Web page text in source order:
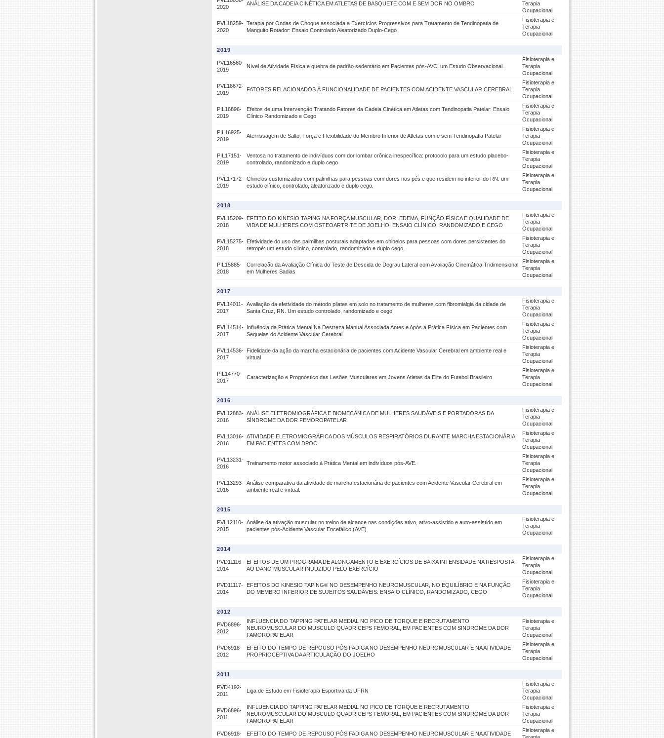
2020
ANÁLISE DA CADEIA CINÉTICA EM ATLETAS DE BASQUETE COM E SEM DOR NO OMBRO
Terapia
Ocupacional
PVL18259-
2020
Terapia por Ondas de Choque associada a Exercícios Progressivos para Tratamento de Tendinopatia de
Manguito Rotador: Ensaio Controlado Aleatorizado Duplo-Cego
Fisioterapia e
Terapia
Ocupacional
2019
PVL16560-
2019
Nível de Atividade Física e quebra de padrão sedentário em Pacientes pós-AVC: um Estudo Observacional.
Fisioterapia e
Terapia
Ocupacional
PVL16672-
2019
FATORES RELACIONADOS À FUNCIONALIDADE DE PACIENTES COM ACIDENTE VASCULAR CEREBRAL
Fisioterapia e
Terapia
Ocupacional
PIL16896-
2019
Efeitos de uma Intervenção Tratando Fatores da Cadeia Cinética em Atletas com Tendinopatia Patelar: Ensaio
Clínico Randomizado e Cego
Fisioterapia e
Terapia
Ocupacional
PIL16925-
2019
Aterrissagem de Salto, Força e Flexibilidade do Membro Inferior de Atletas com e sem Tendinopatia Patelar
Fisioterapia e
Terapia
Ocupacional
PIL17151-
2019
Ventosa no tratamento de indivíduos com dor lombar crônica inespecífica: protocolo para um estudo placebo-
controlado, randomizado e duplo cego
Fisioterapia e
Terapia
Ocupacional
PVL17172-
2019
Chinelos customizados com palmilhas para pessoas com dores nos pés e que residem no interior do RN: um
estudo clínico, controlado, aleatorizado e duplo cego.
Fisioterapia e
Terapia
Ocupacional
2018
PVL15209-
2018
EFEITO DO KINESIO TAPING NA FORÇA MUSCULAR, DOR, EDEMA, FUNÇÃO FÍSICA E QUALIDADE DE
VIDA DE MULHERES COM OSTEOARTRITE DE JOELHO: ENSAIO CLÍNICO, RANDOMIZADO E CEGO
Fisioterapia e
Terapia
Ocupacional
PVL15275-
2018
Efetividade do uso das palmilhas posturais adaptadas em chinelos para pessoas com dores persistentes do
retropé: um estudo clínico, controlado, randomizado e duplo cego.
Fisioterapia e
Terapia
Ocupacional
PIL15885-
2018
Correlação da Avaliação Clínica do Teste de Descida de Degrau Lateral com Avaliação Cinemática Tridimensional
em Mulheres Sadias
Fisioterapia e
Terapia
Ocupacional
2017
PVL14011-
2017
Avaliação da efetividade do método pilates em solo no tratamento de mulheres com fibromialgia da cidade de
Santa Cruz, RN. Um estudo controlado, randomizado e cego.
Fisioterapia e
Terapia
Ocupacional
PVL14514-
2017
Influência da Prática Mental Na Destreza Manual Associada Antes e Após a Prática Física em Pacientes com
Sequelas do Acidente Vascular Cerebral.
Fisioterapia e
Terapia
Ocupacional
PVL14536-
2017
Fidelidade da ação da marcha estacionária de pacientes com Acidente Vascular Cerebral em ambiente real e
virtual
Fisioterapia e
Terapia
Ocupacional
PIL14770-
2017
Caracterização e Prognóstico das Lesões Musculares em Jovens Atletas da Elite do Futebol Brasileiro
Fisioterapia e
Terapia
Ocupacional
2016
PVL12883-
2016
ANÁLISE ELETROMIOGRÁFICA E BIOMECÂNICA DE MULHERES SAUDÁVEIS E PORTADORAS DA
SÍNDROME DA DOR FEMOROPATELAR
Fisioterapia e
Terapia
Ocupacional
PVL13016-
2016
ATIVIDADE ELETROMIOGRÁFICA DOS MÚSCULOS RESPIRATÓRIOS DURANTE MARCHA ESTACIONÁRIA
EM PACIENTES COM DPOC
Fisioterapia e
Terapia
Ocupacional
PVL13231-
2016
Treinamento motor associado à Prática Mental em indivíduos pós-AVE.
Fisioterapia e
Terapia
Ocupacional
PVL13293-
2016
Análise comparativa da atividade de marcha estacionária de pacientes com Acidente Vascular Cerebral em
ambiente real e virtual.
Fisioterapia e
Terapia
Ocupacional
2015
PVL12110-
2015
Análise da ativação muscular no treino de alcance nas condições ativo, ativo-assistido e auto-assistido em
pacientes pós-Acidente Vascular Encefálico (AVE)
Fisioterapia e
Terapia
Ocupacional
2014
PVD11116-
2014
EFEITOS DE UM PROGRAMA DE ALONGAMENTO E EXERCÍCIOS DE BAIXA INTENSIDADE NA RESPOSTA
AO DANO MUSCULAR INDUZIDO PELO EXERCÍCIO
Fisioterapia e
Terapia
Ocupacional
PVD11117-
2014
EFEITOS DO KINESIO TAPING® NO DESEMPENHO NEUROMUSCULAR, NO EQUILÍBRIO E NA FUNÇÃO
DO MEMBRO INFERIOR DE SUJEITOS SAUDÁVEIS: ENSAIO CLÍNICO, RANDOMIZADO, CEGO
Fisioterapia e
Terapia
Ocupacional
2012
PVD6896-
2012
INFLUENCIA DO TAPPING PATELAR MEDIAL NO PICO DE TORQUE E RECRUTAMENTO
NEUROMUSCULAR DO MUSCULO QUADRICEPS FEMORAL, EM PACIENTES COM SINDROME DA DOR
FAMOROPATELAR
Fisioterapia e
Terapia
Ocupacional
PVD6918-
2012
EFEITO DO TEMPO DE REPOUSO PÓS FADIGA NO DESEMPENHO NEUROMUSCULAR E NA ATIVIDADE
PROPRIOCEPTIVA DA ARTICULAÇÃO DO JOELHO
Fisioterapia e
Terapia
Ocupacional
2011
PVD4192-
2011
Liga de Estudo em Fisioterapia Esportiva da UFRN
Fisioterapia e
Terapia
Ocupacional
PVD6896-
2011
INFLUENCIA DO TAPPING PATELAR MEDIAL NO PICO DE TORQUE E RECRUTAMENTO
NEUROMUSCULAR DO MUSCULO QUADRICEPS FEMORAL, EM PACIENTES COM SINDROME DA DOR
FAMOROPATELAR
Fisioterapia e
Terapia
Ocupacional
PVD6918-
EFEITO DO TEMPO DE REPOUSO PÓS FADIGA NO DESEMPENHO NEUROMUSCULAR E NA ATIVIDADE
Fisioterapia e